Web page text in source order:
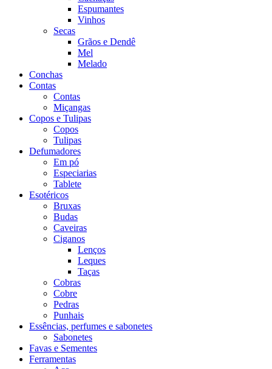
Espumantes
Vinhos
Secas
Grãos e Dendê
Mel
Melado
Conchas
Contas
Contas
Miçangas
Copos e Tulipas
Copos
Tulipas
Defumadores
Em pó
Especiarias
Tablete
Esotéricos
Bruxas
Budas
Caveiras
Ciganos
Lenços
Leques
Taças
Cobras
Cobre
Pedras
Punhais
Essências, perfumes e sabonetes
Sabonetes
Favas e Sementes
Ferramentas